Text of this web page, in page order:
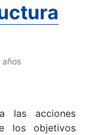
las acciones
los objetivos